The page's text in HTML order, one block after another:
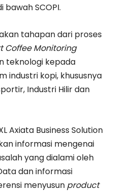
SCOPI.
tahapan dari proses
Coffee Monitoring
teknologi kepada
industri kopi, khususnya
Industri Hilir dan
Axiata Business Solution
informasi mengenai
yang dialami oleh
dan informasi
menyusun product